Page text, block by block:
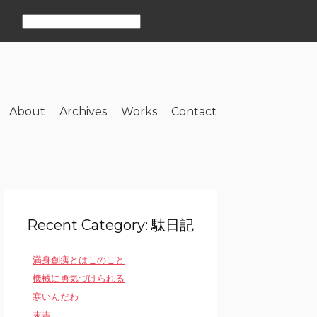
About Archives Works Contact
Recent Category: 駄日記
満身創痍とはこのこと
機械に勇気づけられる
寒いんだわ